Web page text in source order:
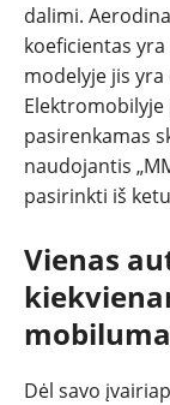
dalimi.
koeficientas yra
modelyje jis yra
pasirenkamas
naudojantis
pasirinkti iš
Vienas
Dėl savo